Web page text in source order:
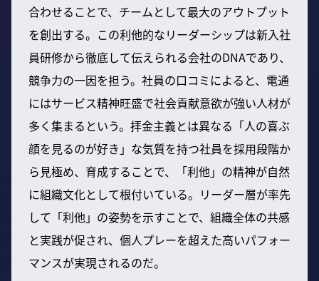
合わせることで、チームとして最大のアウトプット
を創出する。この利他的なリーダーシップは新入社
員研修から徹底して伝えられる会社のDNAであり、
競争力の一因を担う。社員の口コミによると、電通
にはサービス精神旺盛で社会貢献意欲が強い人材が
多く集まるという。拝金主義とは異なる「人の喜ぶ
顔を見るのが好き」な気質を持つ社員を採用段階か
ら見極め、育成することで、「利他」の精神が自然
に組織文化として根付いている。リーダー層が率先
して「利他」の姿勢を示すことで、組織全体の共感
と実践が促され、個人プレーを超えた高いパフォー
マンスが実現されるのだ。